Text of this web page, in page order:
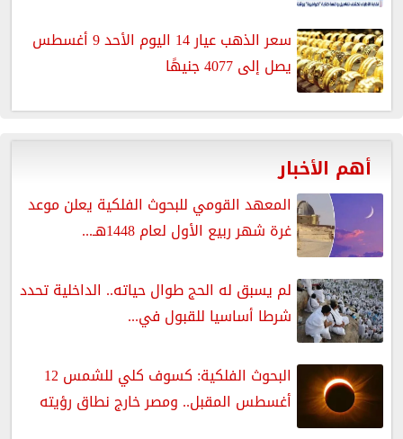
سعر الذهب عيار 14 اليوم الأحد 9 أغسطس
يصل إلى 4077 جنيهًا
أهم الأخبار
المعهد القومي للبحوث الفلكية يعلن موعد
غرة شهر ربيع الأول لعام 1448هـ...
لم يسبق له الحج طوال حياته.. الداخلية تحدد
شرطا أساسيا للقبول في...
البحوث الفلكية: كسوف كلي للشمس 12
أغسطس المقبل.. ومصر خارج نطاق رؤيته